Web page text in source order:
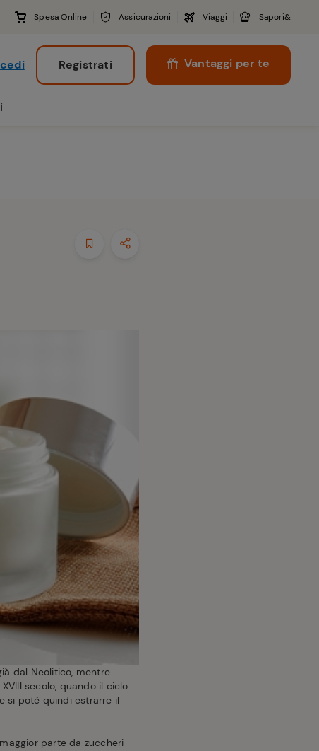
Spesa Online Assicurazioni Viaggi Sapori&
Registrati Vantaggi per te
dal Neolitico, mentre
secolo, quando il ciclo
si poté quindi estrarre il
parte da zuccheri